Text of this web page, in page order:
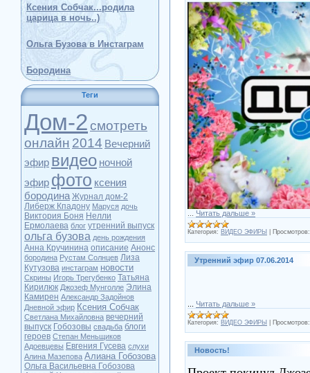
Ксения Собчак...родила
царица в ночь..)
Ольга Бузова в Инстаграм
Бородина
Теги
Дом-2 смотреть
онлайн 2014 Вечерний
эфир видео ночной
эфир фото ксения
бородина Журнал дом-2
Либерж Кпадону Маруся дочь
Виктория Боня Нелли
Ермолаева блог утренний выпуск
ольга бузова день рождения
Анна Кручинина описание Анонс
бородина Рустам Солнцев Лиза
Кутузова инстаграм новости
Скрины Игорь Трегубенко Татьяна
Кирилюк Джозеф Мунголле Элина
Камирен Александр Задойнов
Дневной эфир Ксения Собчак
Светлана Михайловна вечерний
выпуск Гобозовы свадьба блоги
героев Степан Меньщиков
Адоевцевы Евгения Гусева слухи
Алина Мазепова Алиана Гобозова
Ольга Васильевна Гобозова
Читать дальше »
Категория: ВИДЕО ЭФИРЫ Просмотров:
Утренний эфир 07.06.2014
Читать дальше »
Категория: ВИДЕО ЭФИРЫ Просмотров:
Новость!